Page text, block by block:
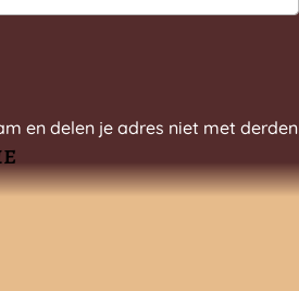
en delen je adres niet met derden